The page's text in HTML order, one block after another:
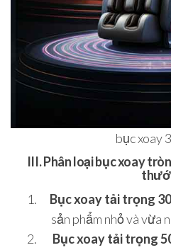
bục xoay
III. Phân loại bục xoay
Bục xoay tải trọng
sản phẩm nhỏ và vừa
Bục xoay tải trọng